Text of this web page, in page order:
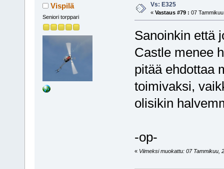
Vispilä
Seniori torppari
Vs: E325
« Vastaus #79 : 07
Sanoinkin että
Castle menee
pitää ehdottaa
toimivaksi,
olisikin
-op-
« Viimeksi muokattu: 07 Tammikuu,